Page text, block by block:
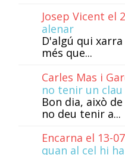
Josep Vicent el
alenar
D'algú qui
més que...
Carles Mas i
no tenir un clau
Bon dia, això
no deu tenir a...
Encarna el 13-
quan al cel hi